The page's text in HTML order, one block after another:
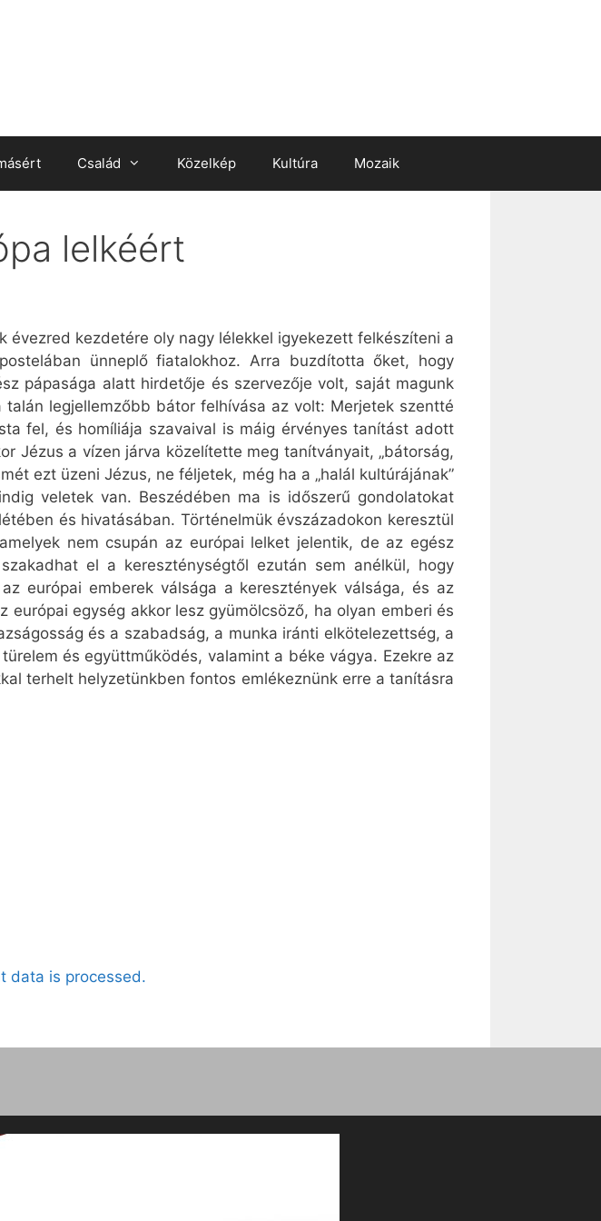
Család Közelkép Kultúra Mozaik
lelkéért
évezred kezdetére oly nagy lélekkel igyekezett felkészíteni a
ünneplő fiatalokhoz. Arra buzdította őket, hogy
pápasága alatt hirdetője és szervezője volt, saját magunk
legjellemzőbb bátor felhívása az volt: Merjetek szentté
fel, és homíliája szavaival is máig érvényes tanítást adott
Jézus a vízen járva közelítette meg tanítványait, „bátorság,
ezt üzeni Jézus, ne féljetek, még ha a „halál kultúrájának”
veletek van. Beszédében ma is időszerű gondolatokat
és hivatásában. Történelmük évszázadokon keresztül
nem csupán az európai lelket jelentik, de az egész
el a kereszténységtől ezután sem anélkül, hogy
európai emberek válsága a keresztények válsága, és az
egység akkor lesz gyümölcsöző, ha olyan emberi és
és a szabadság, a munka iránti elkötelezettség, a
és együttműködés, valamint a béke vágya. Ezekre az
terhelt helyzetünkben fontos emlékeznünk erre a tanításra
data is processed.